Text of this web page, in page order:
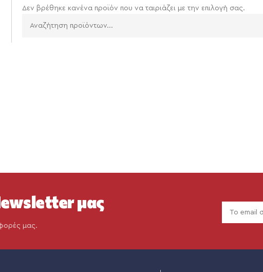
Δεν βρέθηκε κανένα προϊόν που να ταιριάζει με την επιλογή σας.
μας
μας.